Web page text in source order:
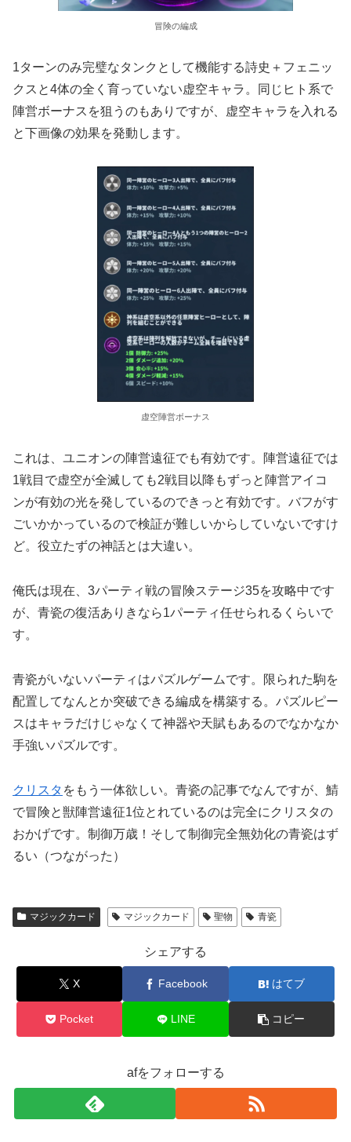
冒険の編成
1ターンのみ完璧なタンクとして機能する詩史＋フェニッ
クスと4体の全く育っていない虚空キャラ。同じヒト系で
陣営ボーナスを狙うのもありですが、虚空キャラを入れる
と下画像の効果を発動します。
虚空陣営ボーナス
これは、ユニオンの陣営遠征でも有効です。陣営遠征では
1戦目で虚空が全滅しても2戦目以降もずっと陣営アイコ
ンが有効の光を発しているのできっと有効です。バフがす
ごいかかっているので検証が難しいからしていないですけ
ど。役立たずの神話とは大違い。
俺氏は現在、3パーティ戦の冒険ステージ35を攻略中です
が、青瓷の復活ありきなら1パーティ任せられるくらいで
す。
青瓷がいないパーティはパズルゲームです。限られた駒を
配置してなんとか突破できる編成を構築する。パズルピー
スはキャラだけじゃなくて神器や天賦もあるのでなかなか
手強いパズルです。
クリスタ をもう一体欲しい。青瓷の記事でなんですが、鯖
で冒険と獣陣営遠征1位とれているのは完全にクリスタの
おかげです。制御万歳！そして制御完全無効化の青瓷はず
るい（つながった）
マジックカード マジックカード 聖物 青瓷
シェアする
X Facebook はてブ
Pocket LINE コピー
afをフォローする